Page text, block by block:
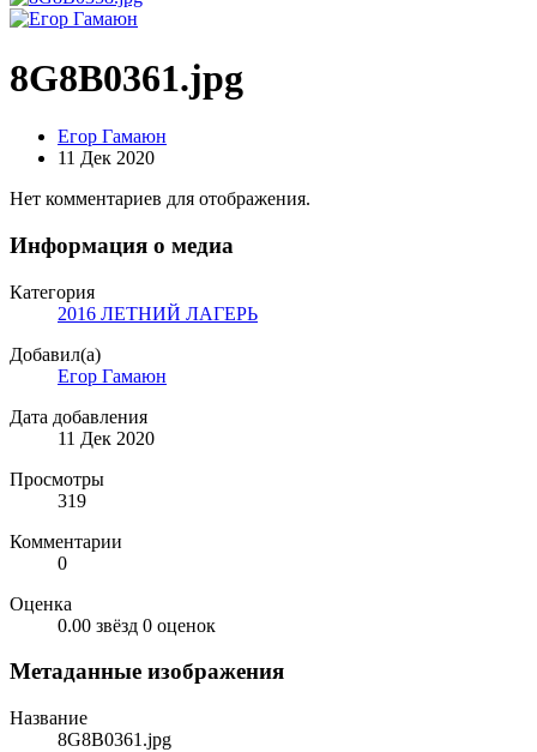
8G8B0361.jpg
Егор Гамаюн
11 Дек 2020
Нет комментариев для отображения.
Информация о медиа
Категория
2016 ЛЕТНИЙ ЛАГЕРЬ
Добавил(а)
Егор Гамаюн
Дата добавления
11 Дек 2020
Просмотры
319
Комментарии
0
Оценка
0.00 звёзд 0 оценок
Метаданные изображения
Название
8G8B0361.jpg